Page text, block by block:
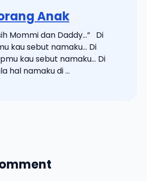
Anak
Mommi dan Daddy…” Di
kau sebut namaku… Di
kau sebut namaku… Di
hal namaku di ...